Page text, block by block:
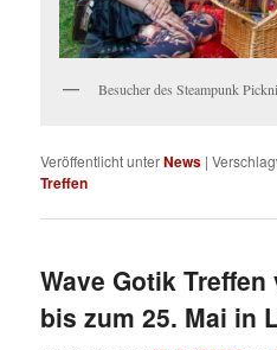
Besucher des Steampunk
Veröffentlicht unterNews |
Treffen
Wave Gotik Treffen
bis zum 25. Mai in